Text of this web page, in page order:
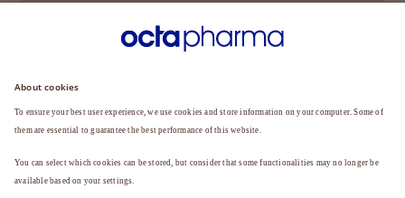
ENTRAR
ESQUECEU SUA SENHA?
Ainda não é membro?